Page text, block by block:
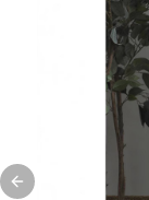
Previous slide